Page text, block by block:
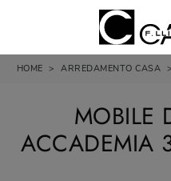
HOME > ARREDAMENTO CASA >
MOBILE
ACCADEMIA